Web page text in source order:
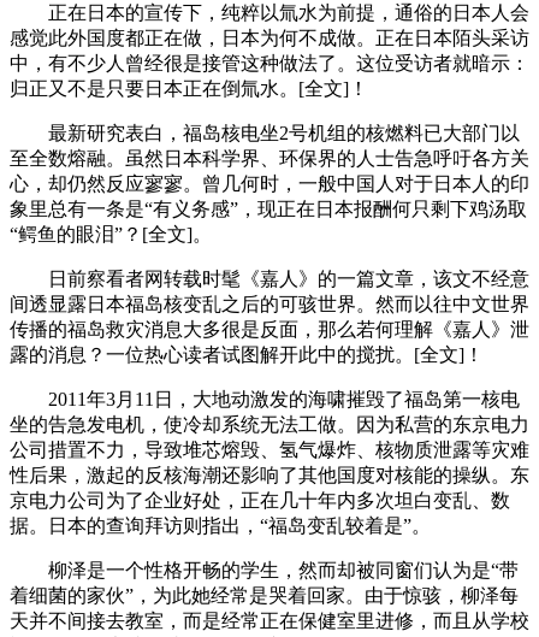
正在日本的宣传下，纯粹以氚水为前提，通俗的日本人会
感觉此外国度都正在做，日本为何不成做。正在日本陌头采访
中，有不少人曾经很是接管这种做法了。这位受访者就暗示：
归正又不是只要日本正在倒氚水。[全文]！
最新研究表白，福岛核电坐2号机组的核燃料已大部门以
至全数熔融。虽然日本科学界、环保界的人士告急呼吁各方关
心，却仍然反应寥寥。曾几何时，一般中国人对于日本人的印
象里总有一条是“有义务感”，现正在日本报酬何只剩下鸡汤取
“鳄鱼的眼泪”？[全文]。
日前察看者网转载时髦《嘉人》的一篇文章，该文不经意
间透显露日本福岛核变乱之后的可骇世界。然而以往中文世界
传播的福岛救灾消息大多很是反面，那么若何理解《嘉人》泄
露的消息？一位热心读者试图解开此中的搅扰。[全文]！
2011年3月11日，大地动激发的海啸摧毁了福岛第一核电
坐的告急发电机，使冷却系统无法工做。因为私营的东京电力
公司措置不力，导致堆芯熔毁、氢气爆炸、核物质泄露等灾难
性后果，激起的反核海潮还影响了其他国度对核能的操纵。东
京电力公司为了企业好处，正在几十年内多次坦白变乱、数
据。日本的查询拜访则指出，“福岛变乱较着是”。
柳泽是一个性格开畅的学生，然而却被同窗们认为是“带
着细菌的家伙”，为此她经常是哭着回家。由于惊骇，柳泽每
天并不间接去教室，而是经常正在保健室里进修，而且从学校